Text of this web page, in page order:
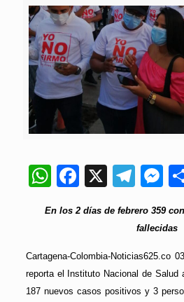
WhatsApp
Facebook
X
En los 2 días de febrero 359
fallecidas
Cartagena-Colombia-Noticias625.co
reporta el Instituto Nacional de Salud
187 nuevos casos positivos y 3